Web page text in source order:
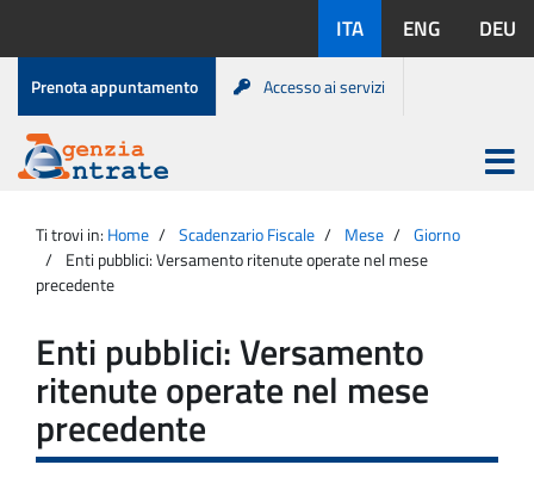
contenuto
disponibili:
ITA ENG DEU
Menu
di
servizio
Prenota appuntamento Accesso ai servizi
Agenzia
Entrate
Apri
menu
principale
Ti trovi in: Home Scadenzario Fiscale Mese
Giorno
Enti pubblici: Versamento ritenute operate nel mese
precedente
Enti pubblici: Versamento
ritenute operate nel mese
precedente